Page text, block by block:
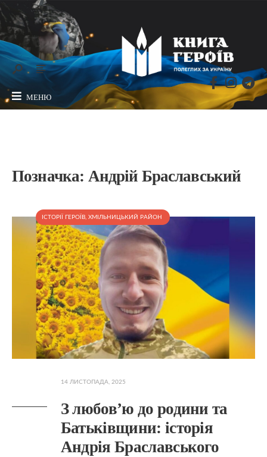
МЕНЮ
Позначка: Андрій Браславський
ІСТОРІЇ ГЕРОЇВ, ХМІЛЬНИЦЬКИЙ РАЙОН
14 ЛИСТОПАДА, 2025
З любов’ю до родини та
Батьківщини: історія
Андрія Браславського